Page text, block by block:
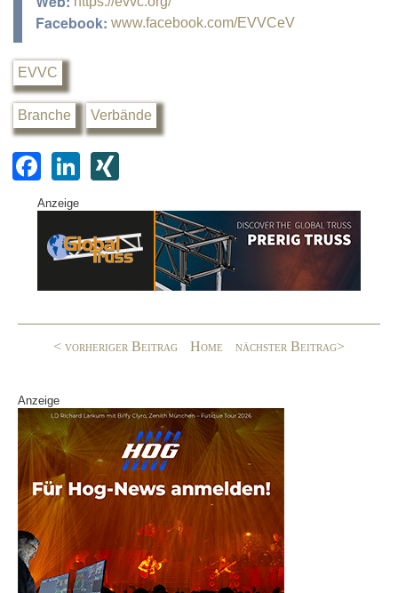
Facebook: www.facebook.com/EVVCeV
EVVC
Branche Verbände
F
a
c
e
o
Li
k
e
G
Anzeige
< vorheriger Beitrag Home nächster Beitrag>
Anzeige